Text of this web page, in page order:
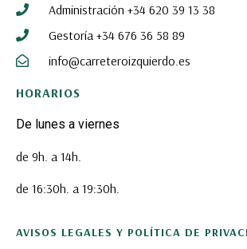
Administración +34 620 39 13 38
Gestoría +34 676 36 58 89
info@carreteroizquierdo.es
HORARIOS
De lunes a viernes
de 9h. a 14h.
de 16:30h. a 19:30h.
AVISOS LEGALES Y POLÍTICA DE